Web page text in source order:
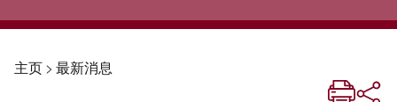
主页> 最新消息